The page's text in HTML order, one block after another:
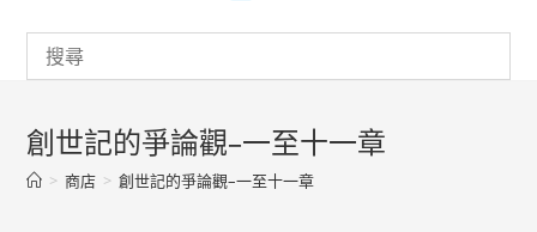
創世記的爭論觀–一至十一章
> 商店 > 創世記的爭論觀–一至十一章